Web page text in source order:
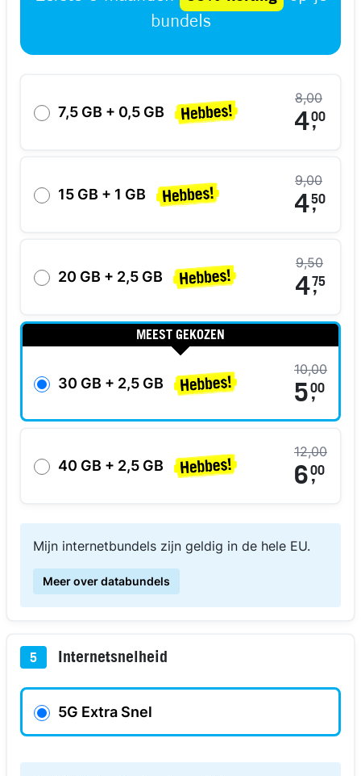
bundels
7,5 GB + 0,5 GB
8,00
4,
00
15 GB + 1 GB
9,00
4,
50
20 GB + 2,5 GB
9,50
4,
75
MEEST GEKOZEN
30 GB + 2,5 GB
10,00
5,
00
40 GB + 2,5 GB
12,00
6,
00
Mijn internetbundels zijn geldig in de hele EU.
Meer over databundels
5 Internetsnelheid
5G Extra Snel